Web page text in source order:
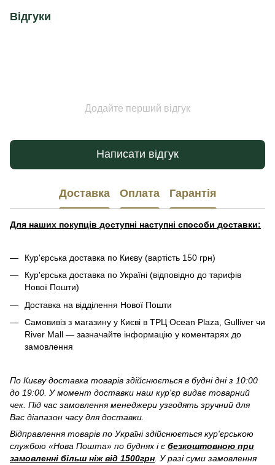
Відгуки
Додайте перший відгук
Написати відгук
Доставка Оплата Гарантія
Для наших покупців доступні наступні способи доставки:
Кур'єрська доставка по Києву (вартість 150 грн)
Кур'єрська доставка по Україні (відповідно до тарифів
Нової Пошти)
Доставка на відділення Нової Пошти
Самовивіз з магазину у Києві в ТРЦ Ocean Plaza, Gulliver чи
River Mall — зазначайте інформацію у коментарях до
замовлення
По Києву доставка товарів здійснюється в будні дні з 10:00
до 19:00. У момент доставки наш кур'єр видає товарний
чек. Під час замовлення менеджери узгодять зручний для
Вас діапазон часу для доставки.
Відправлення товарів по Україні здійснюється кур'єрською
службою «Нова Пошта» по буднях і є безкоштовною при
замовленні більш ніж від 1500грн. У разі суми замовлення